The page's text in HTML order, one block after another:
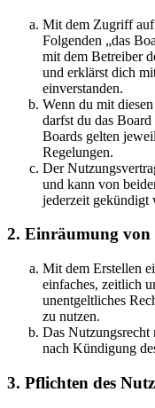
Mit dem Zugriff auf
Folgenden „das
mit dem Betreiber
und erklärst dich
einverstanden.
Wenn du mit
darfst du das
Boards gelten
Regelungen.
Der
und kann von
jederzeit gekündigt
2. Einräumung von
Mit dem Erstellen
einfaches, zeitlich
unentgeltliches
zu nutzen.
Das Nutzungsrecht
nach Kündigung
3. Pflichten des